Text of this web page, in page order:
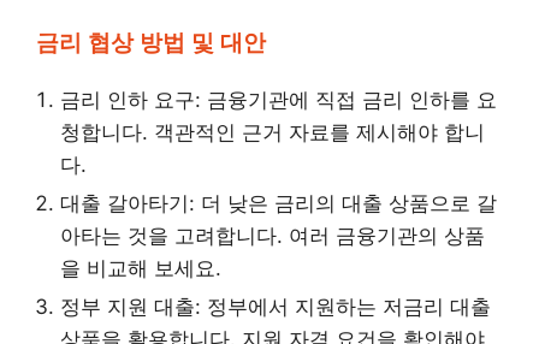
금리 협상 방법 및 대안
금리 인하 요구: 금융기관에 직접 금리 인하를 요
청합니다. 객관적인 근거 자료를 제시해야 합니
다.
대출 갈아타기: 더 낮은 금리의 대출 상품으로 갈
아타는 것을 고려합니다. 여러 금융기관의 상품
을 비교해 보세요.
정부 지원 대출: 정부에서 지원하는 저금리 대출